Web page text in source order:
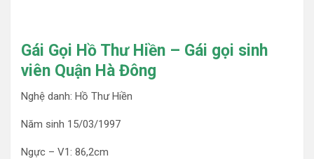
Gái Gọi Hồ Thư Hiền – Gái gọi sinh
viên Quận Hà Đông
Nghệ danh: Hồ Thư Hiền
Năm sinh 15/03/1997
Ngực – V1: 86,2cm